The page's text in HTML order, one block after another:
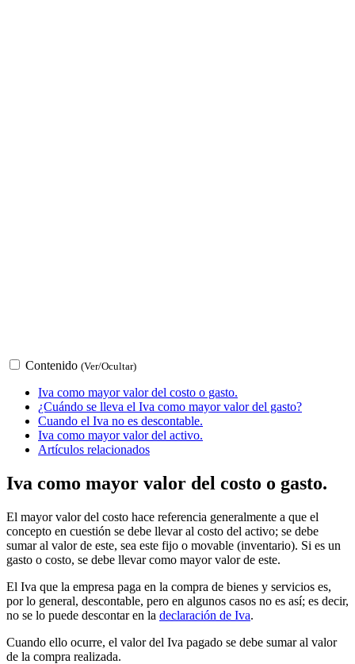
Contenido (Ver/Ocultar)
Iva como mayor valor del costo o gasto.
¿Cuándo se lleva el Iva como mayor valor del gasto?
Cuando el Iva no es descontable.
Iva como mayor valor del activo.
Artículos relacionados
Iva como mayor valor del costo o gasto.
El mayor valor del costo hace referencia generalmente a que el
concepto en cuestión se debe llevar al costo del activo; se debe
sumar al valor de este, sea este fijo o movable (inventario). Si es un
gasto o costo, se debe llevar como mayor valor de este.
El Iva que la empresa paga en la compra de bienes y servicios es,
por lo general, descontable, pero en algunos casos no es así; es decir,
no se lo puede descontar en la declaración de Iva.
Cuando ello ocurre, el valor del Iva pagado se debe sumar al valor
de la compra realizada.